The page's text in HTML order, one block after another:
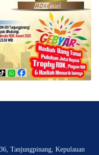
Tanjungpinang, Kepulauan